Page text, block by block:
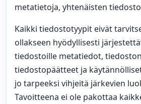
metatietoja, yhtenäisten
Kaikki tiedostotyypit eivät
ollakseen hyödyllisesti
tiedostoille metatiedot,
tiedostopäätteet ja
jo tarpeeksi vihjeitä järkevien
Tavoitteena ei ole pakottaa